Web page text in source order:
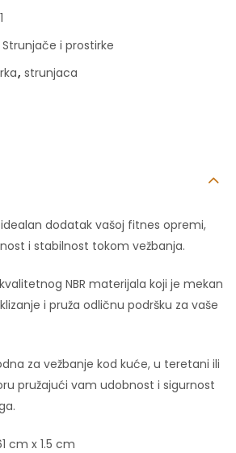
Strunjače i prostirke
, strunjaca
idealan dodatak vašoj fitnes opremi,
i stabilnost tokom vežbanja.
NBR materijala koji je mekan
i pruža odličnu podršku za vaše
za vežbanje kod kuće, u teretani ili
pružajući vam udobnost i sigurnost
cm x 1.5 cm